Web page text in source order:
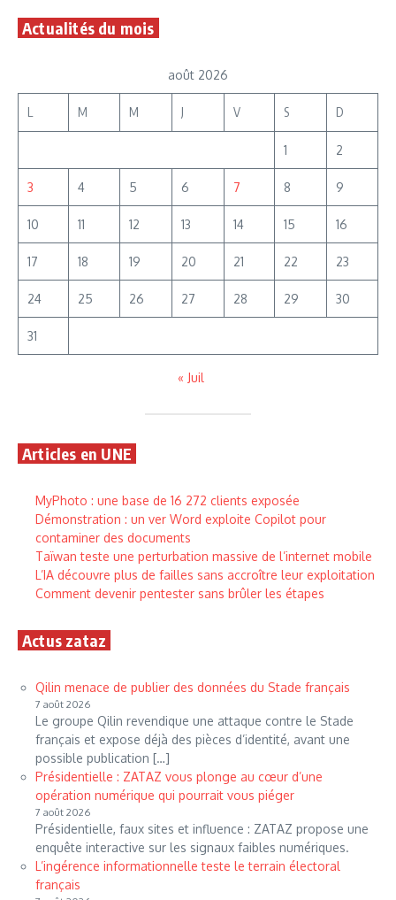
Actualités du mois
août 2026
L M M J V S D
1 2
3 4 5 6 7 8 9
10 11 12 13 14 15 16
17 18 19 20 21 22 23
24 25 26 27 28 29 30
31
« Juil
Articles en UNE
MyPhoto : une base de 16 272 clients exposée
Démonstration : un ver Word exploite Copilot pour
contaminer des documents
Taïwan teste une perturbation massive de l’internet mobile
L’IA découvre plus de failles sans accroître leur exploitation
Comment devenir pentester sans brûler les étapes
Actus zataz
Qilin menace de publier des données du Stade français
7 août 2026
Le groupe Qilin revendique une attaque contre le Stade
français et expose déjà des pièces d’identité, avant une
possible publication […]
Présidentielle : ZATAZ vous plonge au cœur d’une
opération numérique qui pourrait vous piéger
7 août 2026
Présidentielle, faux sites et influence : ZATAZ propose une
enquête interactive sur les signaux faibles numériques.
L’ingérence informationnelle teste le terrain électoral
français